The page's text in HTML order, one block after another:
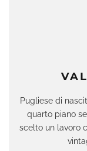
Pugliese di
quarto piano
scelto un lavoro